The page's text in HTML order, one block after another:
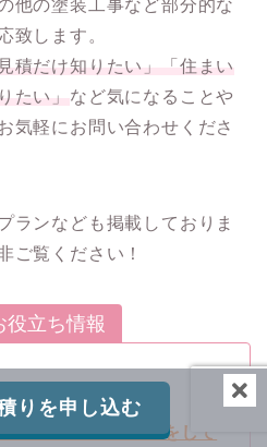
他の塗装工事など部分的な
致します。
積だけ知りたい」「住まい
たい」 など気になることや
気軽にお問い合わせくださ
ランなども掲載しておりま
ご覧ください！
役立ち情報
工事の料金表
で屋根・外壁塗装をして
りを申し込む